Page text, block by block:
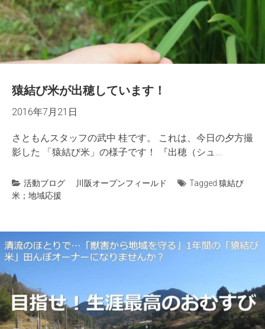
猿結び米が出穂しています！
2016年7月21日
さともんスタッフの武中 桂です。 これは、今日の夕方撮
影した 「猿結び米」の様子です！ 『出穂（シュ...
活動ブログ 川阪オープンフィールド Tagged 猿結び
米；地域応援